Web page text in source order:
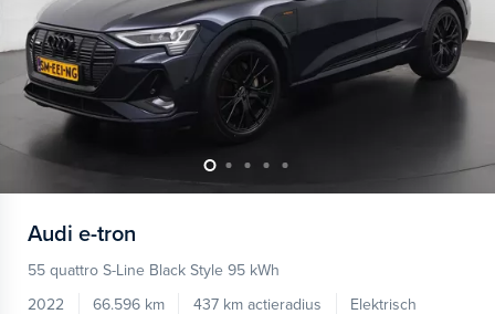
Audi e-tron
55 quattro S-Line Black Style 95 kWh
2022
66.596 km 437 km actieradius
Elektrisch